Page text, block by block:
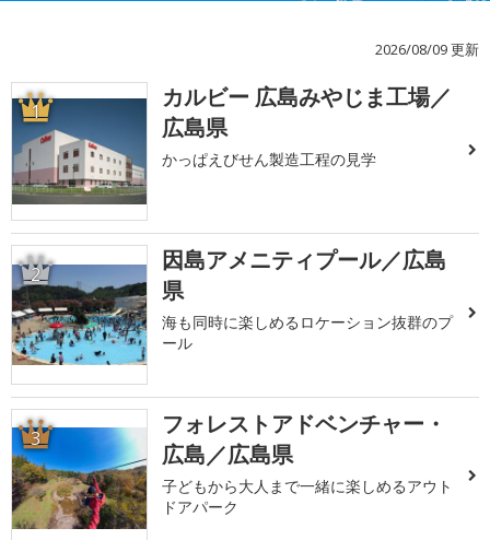
2026/08/09 更新
1
カルビー 広島みやじま工場／
広島県
かっぱえびせん製造工程の見学
2
因島アメニティプール／広島
県
海も同時に楽しめるロケーション抜群のプ
ール
3
フォレストアドベンチャー・
広島／広島県
子どもから大人まで一緒に楽しめるアウト
ドアパーク